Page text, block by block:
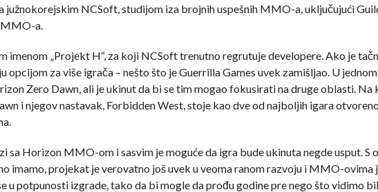
južnokorejskim NCSoft, studijom iza brojnih uspešnih MMO-a, uključujući
MMO-a.
imenom „Projekt H“, za koji NCSoft trenutno regrutuje developere. Ako je
za više igrača – nešto što je Guerrilla Games uvek zamišljao. U
Zero Dawn, ali je ukinut da bi se tim mogao fokusirati na druge oblasti. Na
i njegov nastavak, Forbidden West, stoje kao dve od najboljih igara
sa Horizon MMO-om i sasvim je moguće da igra bude ukinuta negde usput. S
imamo, projekat je verovatno još uvek u veoma ranom razvoju i MMO-ovima
u potpunosti izgrade, tako da bi mogle da prođu godine pre nego što vidimo